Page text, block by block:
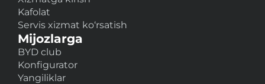
Kafolat
Servis xizmat ko‘rsatish
Mijozlarga
BYD club
Konfigurator
Yangiliklar